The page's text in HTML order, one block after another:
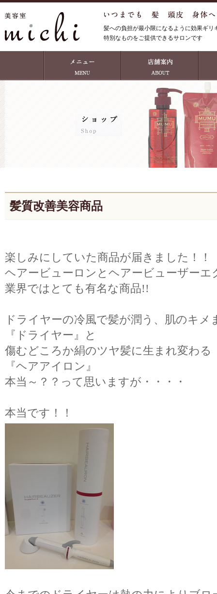
髪への負担が最小限になるように効果ギ
特別なものをご提供できるサロンです
髪質改善美容商品
楽しみにしていた商品が届きました！！
ヘアービューロンとヘアービューザーエ
業界ではとても有名な商品!!
ドライヤーの冷風で髪が潤う、肌のキメ
『ドライヤー』と
傷むどころか絹のツヤ髪に生まれ変わる
『ヘアアイロン』
本当～？？って思いますが・・・・
本当です！！